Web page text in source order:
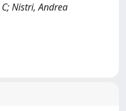
Nistri, Andrea